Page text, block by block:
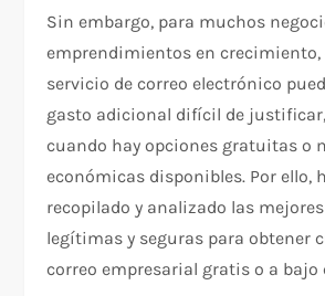
Sin embargo, para muchos
emprendimientos en
servicio de correo electrónico
gasto adicional difícil de
cuando hay opciones gratuitas o
económicas disponibles. Por ello,
recopilado y analizado las
legítimas y seguras para obtener
correo empresarial gratis o a bajo